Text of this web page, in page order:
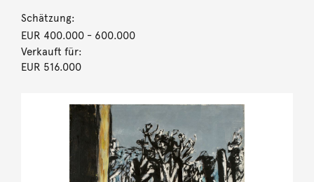
Schätzung:
EUR 400.000- 600.000
Verkauft für:
EUR 516.000